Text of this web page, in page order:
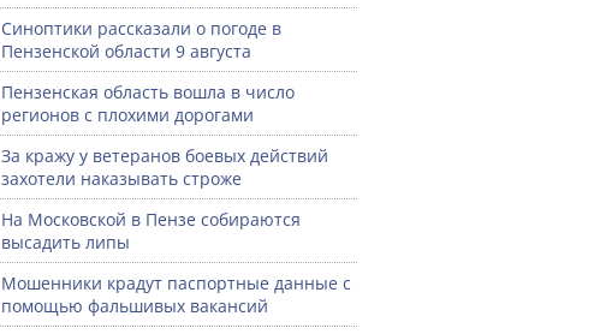
Синоптики рассказали о погоде в
Пензенской области 9 августа
Пензенская область вошла в число
регионов с плохими дорогами
За кражу у ветеранов боевых действий
захотели наказывать строже
На Московской в Пензе собираются
высадить липы
Мошенники крадут паспортные данные с
помощью фальшивых вакансий